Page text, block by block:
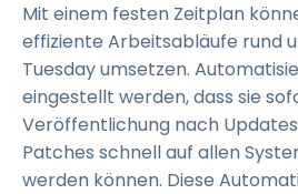
Mit einem festen Zeitplan
effiziente Arbeitsabläufe rund
Tuesday umsetzen.
eingestellt werden, dass sie
Veröffentlichung nach
Patches schnell auf allen
werden können. Diese